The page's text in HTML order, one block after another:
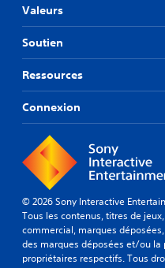
Valeurs
Soutien
Ressources
Connexion
© 2026 Sony Interactive
Tous les contenus, titres de
commercial, marques
des marques déposées et/ou
propriétaires respectifs. Tous